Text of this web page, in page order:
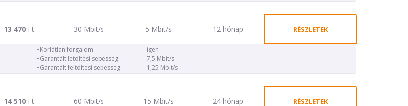
13 470Ft 30 Mbit/s 5 Mbit/s 12 hónap RÉSZLETEK
Korlátlan forgalom:
igen
Garantált letöltési sebesség:
7,5 Mbit/s
Garantált feltöltési sebesség:
1,25 Mbit/s
14 510Ft 60 Mbit/s 15 Mbit/s 24 hónap RÉSZLETEK